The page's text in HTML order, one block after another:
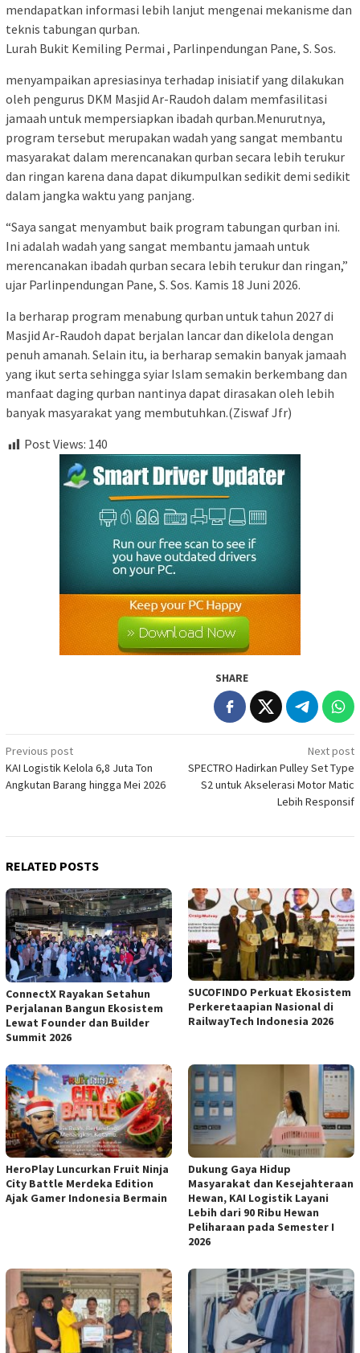
mendapatkan informasi lebih lanjut mengenai mekanisme dan
teknis tabungan qurban.
Lurah Bukit Kemiling Permai , Parlinpendungan Pane, S. Sos.
menyampaikan apresiasinya terhadap inisiatif yang dilakukan
oleh pengurus DKM Masjid Ar-Raudoh dalam memfasilitasi
jamaah untuk mempersiapkan ibadah qurban.Menurutnya,
program tersebut merupakan wadah yang sangat membantu
masyarakat dalam merencanakan qurban secara lebih terukur
dan ringan karena dana dapat dikumpulkan sedikit demi sedikit
dalam jangka waktu yang panjang.
“Saya sangat menyambut baik program tabungan qurban ini.
Ini adalah wadah yang sangat membantu jamaah untuk
merencanakan ibadah qurban secara lebih terukur dan ringan,”
ujar Parlinpendungan Pane, S. Sos. Kamis 18 Juni 2026.
Ia berharap program menabung qurban untuk tahun 2027 di
Masjid Ar-Raudoh dapat berjalan lancar dan dikelola dengan
penuh amanah. Selain itu, ia berharap semakin banyak jamaah
yang ikut serta sehingga syiar Islam semakin berkembang dan
manfaat daging qurban nantinya dapat dirasakan oleh lebih
banyak masyarakat yang membutuhkan.(Ziswaf Jfr)
Post Views: 140
SHARE
Post
navigation
Previous post
KAI Logistik Kelola 6,8 Juta Ton
Angkutan Barang hingga Mei 2026
Next post
SPECTRO Hadirkan Pulley Set Type
S2 untuk Akselerasi Motor Matic
Lebih Responsif
RELATED POSTS
ConnectX Rayakan Setahun
Perjalanan Bangun Ekosistem
Lewat Founder dan Builder
Summit 2026
SUCOFINDO Perkuat Ekosistem
Perkeretaapian Nasional di
RailwayTech Indonesia 2026
HeroPlay Luncurkan Fruit Ninja
City Battle Merdeka Edition
Ajak Gamer Indonesia Bermain
Dukung Gaya Hidup
Masyarakat dan Kesejahteraan
Hewan, KAI Logistik Layani
Lebih dari 90 Ribu Hewan
Peliharaan pada Semester I
2026